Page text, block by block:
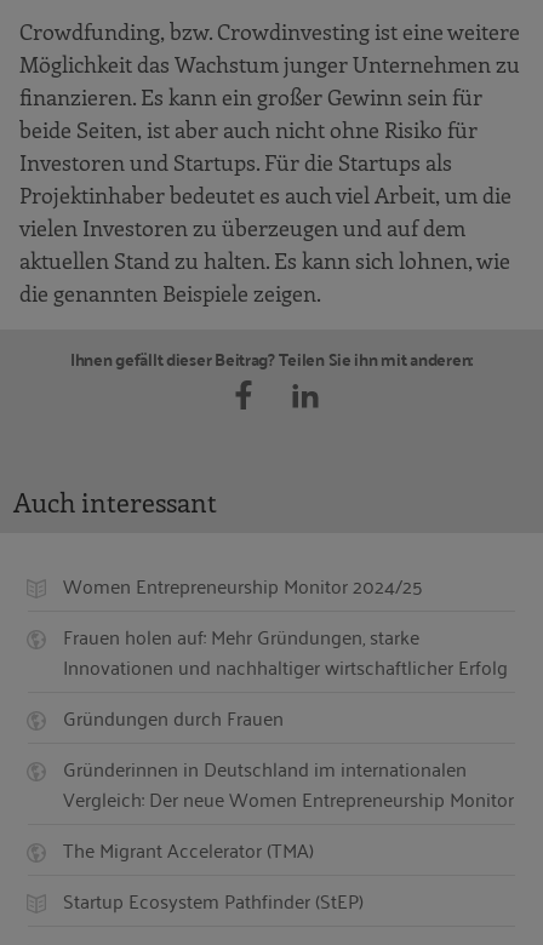
Crowdfunding, bzw. Crowdinvesting ist eine weitere
Möglichkeit das Wachstum junger Unternehmen zu
finanzieren. Es kann ein großer Gewinn sein für
beide Seiten, ist aber auch nicht ohne Risiko für
Investoren und Startups. Für die Startups als
Projektinhaber bedeutet es auch viel Arbeit, um die
vielen Investoren zu überzeugen und auf dem
aktuellen Stand zu halten. Es kann sich lohnen, wie
die genannten Beispiele zeigen.
Ihnen gefällt dieser Beitrag? Teilen Sie ihn mit anderen:
Auch interessant
Women Entrepreneurship Monitor 2024/25
Frauen holen auf: Mehr Gründungen, starke
Innovationen und nachhaltiger wirtschaftlicher Erfolg
Gründungen durch Frauen
Gründerinnen in Deutschland im internationalen
Vergleich: Der neue Women Entrepreneurship Monitor
The Migrant Accelerator (TMA)
Startup Ecosystem Pathfinder (StEP)